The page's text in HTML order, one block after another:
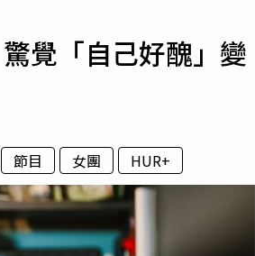
運勢覺「自己好醜」變
節目 女團 HUR+